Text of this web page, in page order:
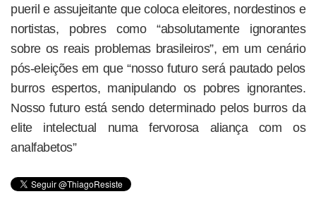
pueril e assujeitante que coloca eleitores, nordestinos e
nortistas, pobres como “absolutamente ignorantes
sobre os reais problemas brasileiros”, em um cenário
pós-eleições em que “nosso futuro será pautado pelos
burros espertos, manipulando os pobres ignorantes.
Nosso futuro está sendo determinado pelos burros da
elite intelectual numa fervorosa aliança com os
analfabetos”